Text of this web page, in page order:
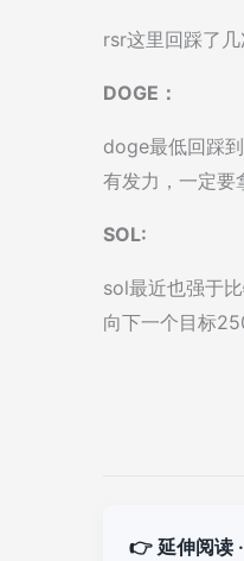
rsr这里回踩了
DOGE：
doge最低回踩
有发力，一定要
SOL:
sol最近也强于
向下一个目标
👉 延伸阅读